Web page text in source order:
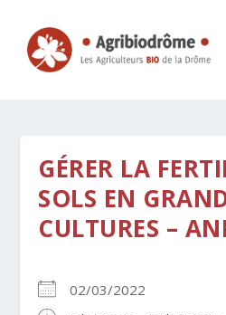
GÉRER LA
SOLS EN
CULTURES –
02/03/2022